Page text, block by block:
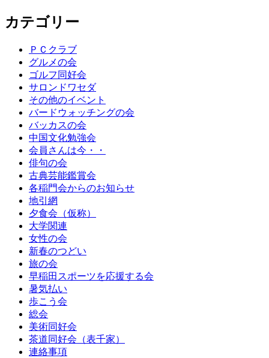
カテゴリー
ＰＣクラブ
グルメの会
ゴルフ同好会
サロンドワセダ
その他のイベント
バードウォッチングの会
バッカスの会
中国文化勉強会
会員さんは今・・
俳句の会
古典芸能鑑賞会
各稲門会からのお知らせ
地引網
夕食会（仮称）
大学関連
女性の会
新春のつどい
旅の会
早稲田スポーツを応援する会
暑気払い
歩こう会
総会
美術同好会
茶道同好会（表千家）
連絡事項